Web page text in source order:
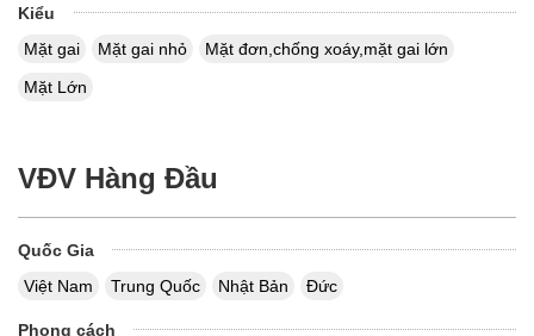
Kiểu
Mặt gai
Mặt gai nhỏ
Mặt đơn,chống xoáy,mặt gai lớn
Mặt Lớn
VĐV Hàng Đầu
Quốc Gia
Việt Nam
Trung Quốc Nhật Bản Đức
Phong cách